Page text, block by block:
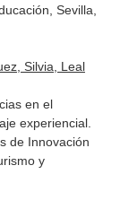
Sevilla,
Silvia, Leal
en el
experiencial.
de Innovación
y